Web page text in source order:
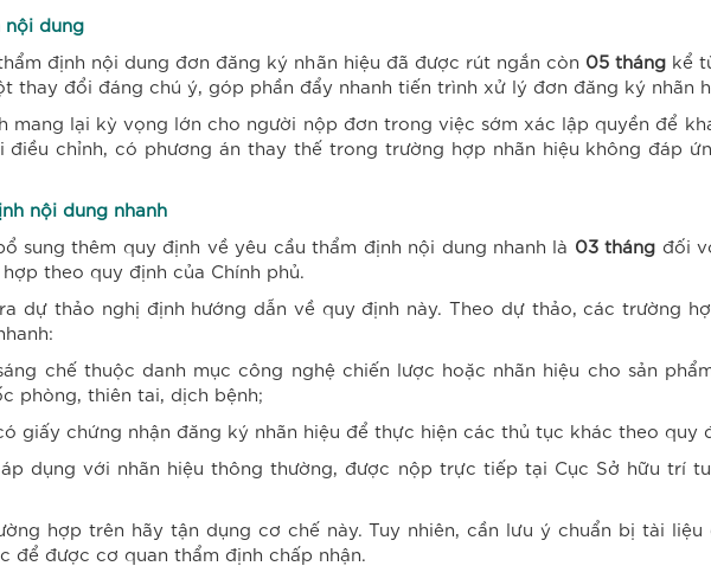
nội dung
định nội dung đơn đăng ký nhãn hiệu đã được rút ngắn còn 05 thángkể
đổi đáng chú ý, góp phần đẩy nhanh tiến trình xử lý đơn đăng ký nhãn
mang lại kỳ vọng lớn cho người nộp đơn trong việc sớm xác lập quyền để
điều chỉnh, có phương án thay thế trong trường hợp nhãn hiệu không đáp
nội dung nhanh
sung thêm quy định về yêu cầu thẩm định nội dung nhanh là 03 tháng đối
theo quy định của Chính phủ.
dự thảo nghị định hướng dẫn về quy định này. Theo dự thảo, các trường
chế thuộc danh mục công nghệ chiến lược hoặc nhãn hiệu cho sản
phòng, thiên tai, dịch bệnh;
giấy chứng nhận đăng ký nhãn hiệu để thực hiện các thủ tục khác theo quy
dụng với nhãn hiệu thông thường, được nộp trực tiếp tại Cục Sở hữu trí
hợp trên hãy tận dụng cơ chế này. Tuy nhiên, cần lưu ý chuẩn bị tài liệu
để được cơ quan thẩm định chấp nhận.